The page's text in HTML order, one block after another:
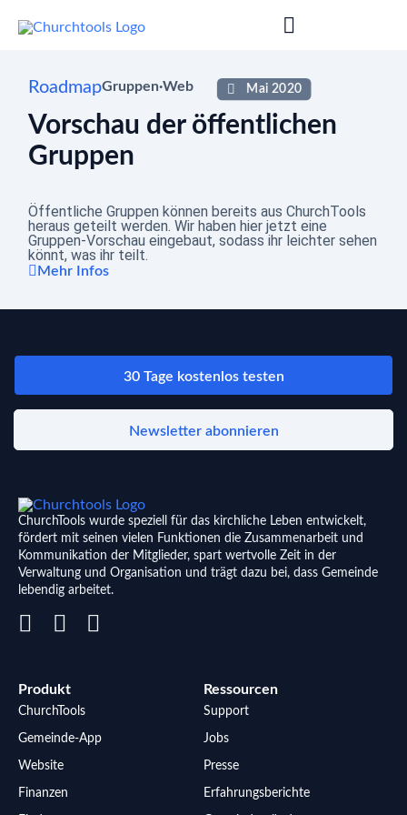
RoadmapGruppen·Web Mai 2020
Vorschau der öffentlichen
Gruppen
Öffentliche Gruppen können bereits aus ChurchTools
heraus geteilt werden. Wir haben hier jetzt eine
Gruppen-Vorschau eingebaut, sodass ihr leichter sehen
könnt, was ihr teilt.
Mehr Infos
30 Tage kostenlos testen
Newsletter abonnieren
ChurchTools wurde speziell für das kirchliche Leben entwickelt,
fördert mit seinen vielen Funktionen die Zusammenarbeit und
Kommunikation der Mitglieder, spart wertvolle Zeit in der
Verwaltung und Organisation und trägt dazu bei, dass Gemeinde
lebendig arbeitet.
Produkt
ChurchTools
Gemeinde-App
Website
Finanzen
Ressourcen
Support
Jobs
Presse
Erfahrungsberichte